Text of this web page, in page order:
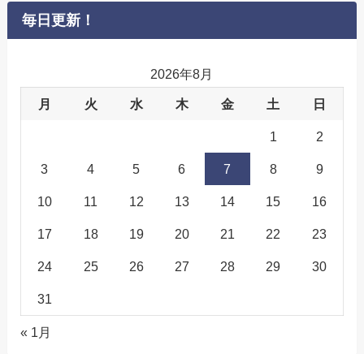
毎日更新！
2026年8月
月 火 水 木 金 土 日
1 2
3 4 5 6 7 8 9
10 11 12 13 14 15 16
17 18 19 20 21 22 23
24 25 26 27 28 29 30
31
« 1月